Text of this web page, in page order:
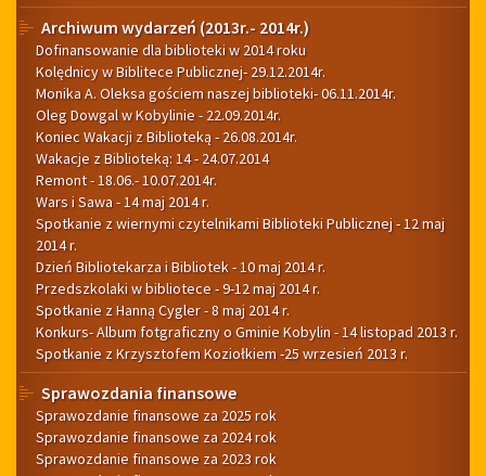
Archiwum wydarzeń (2013r.- 2014r.)
Dofinansowanie dla biblioteki w 2014 roku
Kolędnicy w Biblitece Publicznej- 29.12.2014r.
Monika A. Oleksa gościem naszej biblioteki- 06.11.2014r.
Oleg Dowgal w Kobylinie - 22.09.2014r.
Koniec Wakacji z Biblioteką - 26.08.2014r.
Wakacje z Biblioteką: 14 - 24.07.2014
Remont - 18.06.- 10.07.2014r.
Wars i Sawa - 14 maj 2014 r.
Spotkanie z wiernymi czytelnikami Biblioteki Publicznej - 12 maj
2014 r.
Dzień Bibliotekarza i Bibliotek - 10 maj 2014 r.
Przedszkolaki w bibliotece - 9-12 maj 2014 r.
Spotkanie z Hanną Cygler - 8 maj 2014 r.
Konkurs- Album fotgraficzny o Gminie Kobylin - 14 listopad 2013 r.
Spotkanie z Krzysztofem Koziołkiem -25 wrzesień 2013 r.
Sprawozdania finansowe
Sprawozdanie finansowe za 2025 rok
Sprawozdanie finansowe za 2024 rok
Sprawozdanie finansowe za 2023 rok